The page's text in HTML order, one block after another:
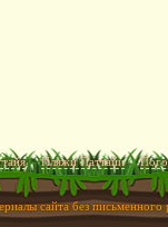
Пляжи Паттайи
сайта без